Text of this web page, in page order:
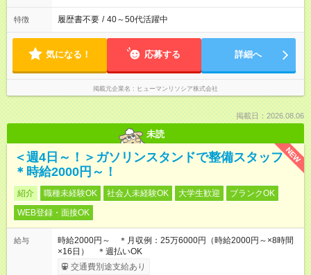
特徴 履歴書不要 / 40～50代活躍中
気になる！ 応募する 詳細へ
掲載元企業名 ヒューマンリソシア株式会社
掲載日：2026.08.06
未読
NEW
＜週4日～！＞ガソリンスタンドで整備スタッフ
＊時給2000円～！
紹介 職種未経験OK 社会人未経験OK 大学生歓迎
ブランクOK
WEB登録・面接OK
給与
時給2000円～ ＊月収例：25万6000円（時給2000円～×8時間
×16日） ＊週払いOK
交通費別途支給あり